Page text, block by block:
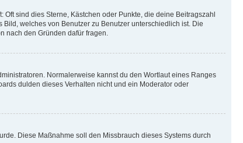
sind dies Sterne, Kästchen oder Punkte, die deine Beitragszahl
welches von Benutzer zu Benutzer unterschiedlich ist. Die
nach den Gründen dafür fragen.
Normalerweise kannst du den Wortlaut eines Ranges
dulden dieses Verhalten nicht und ein Moderator oder
Diese Maßnahme soll den Missbrauch dieses Systems durch